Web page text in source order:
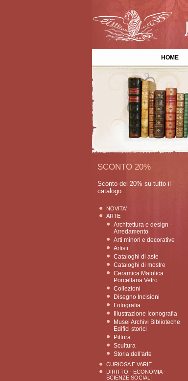
HOME
SCONTO 20%
Sconto del 20% su tutto il
catalogo
NOVITA'
ARTE
Architettura e design -
Arredamento
Arti minori e decorative
Artisti
Cataloghi di aste
Cataloghi di mostre
Ceramica Maiolica
Porcellana Vetro
Collezioni
Disegno Incisioni
Fotografia
Illustrazione Iconografia
Musei Archivi Biblioteche
Edifici storici
Pittura
Scultura
Storia dell'arte
CURIOSA E VARIE
DIRITTO - ECONOMIA -
SCIENZE SOCIALI